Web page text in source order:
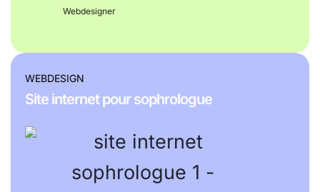
Webdesigner
WEBDESIGN
Site internet pour sophrologue